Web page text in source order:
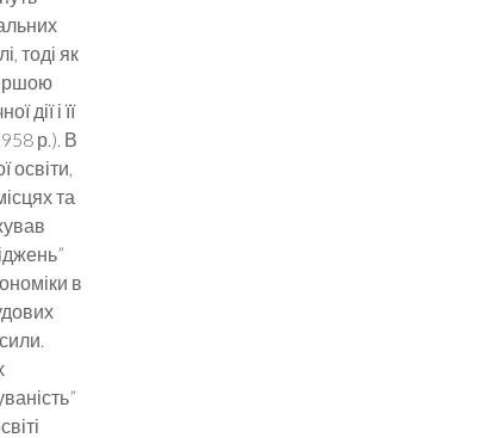
тоді як
дії і її
р.). В
освіти,
та
в